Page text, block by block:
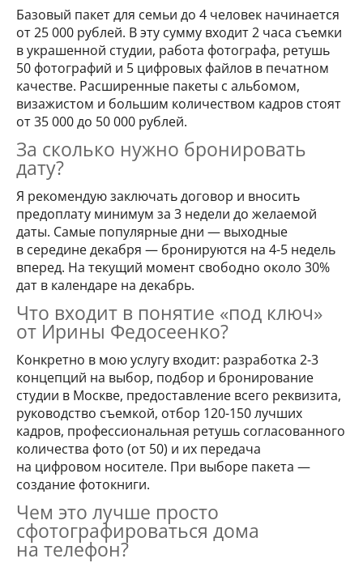
Базовый пакет для семьи до 4 человек начинается
от 25 000 рублей. В эту сумму входит 2 часа съемки
в украшенной студии, работа фотографа, ретушь
50 фотографий и 5 цифровых файлов в печатном
качестве. Расширенные пакеты с альбомом,
визажистом и большим количеством кадров стоят
от 35 000 до 50 000 рублей.
За сколько нужно бронировать
дату?
Я рекомендую заключать договор и вносить
предоплату минимум за 3 недели до желаемой
даты. Самые популярные дни — выходные
в середине декабря — бронируются на 4-5 недель
вперед. На текущий момент свободно около 30%
дат в календаре на декабрь.
Что входит в понятие «под ключ»
от Ирины Федосеенко?
Конкретно в мою услугу входит: разработка 2-3
концепций на выбор, подбор и бронирование
студии в Москве, предоставление всего реквизита,
руководство съемкой, отбор 120-150 лучших
кадров, профессиональная ретушь согласованного
количества фото (от 50) и их передача
на цифровом носителе. При выборе пакета —
создание фотокниги.
Чем это лучше просто
сфотографироваться дома
на телефон?